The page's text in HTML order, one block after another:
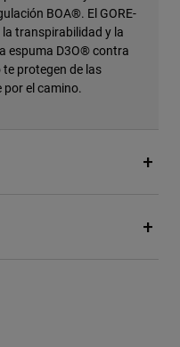
BOA®. El GORE-
transpirabilidad y la
espuma D3O® contra
protegen de las
el camino.